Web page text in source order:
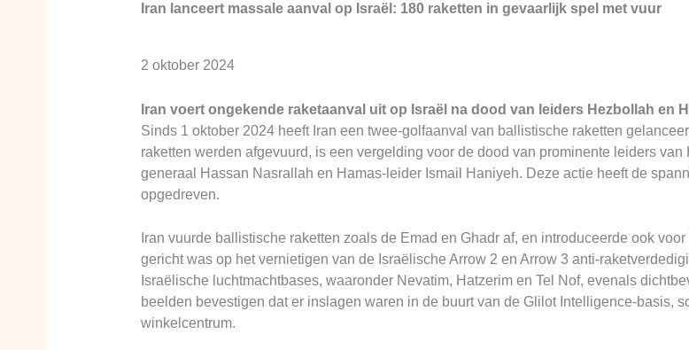
Iran lanceert massale aanval op Israël: 180 raketten in gevaarlijk spel met vuur
2 oktober 2024
Iran voert ongekende raketaanval uit op Israël na dood van leiders Hezbollah en
Sinds 1 oktober 2024 heeft Iran een twee-golfaanval van ballistische raketten
raketten werden afgevuurd, is een vergelding voor de dood van prominente leiders
generaal Hassan Nasrallah en Hamas-leider Ismail Haniyeh. Deze actie heeft de
opgedreven.
Iran vuurde ballistische raketten zoals de Emad en Ghadr af, en introduceerde ook
gericht was op het vernietigen van de Israëlische Arrow 2 en Arrow 3 anti-
Israëlische luchtmachtbases, waaronder Nevatim, Hatzerim en Tel Nof, evenals
beelden bevestigen dat er inslagen waren in de buurt van de Glilot Intelligence-basis,
winkelcentrum.